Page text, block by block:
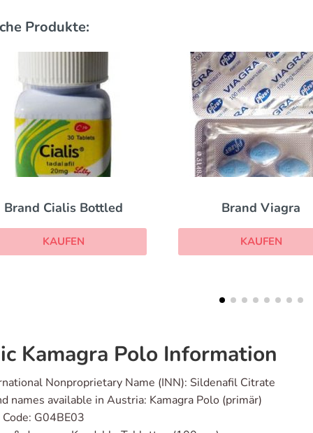
Produkte:
Brand Viagra
KAUFEN
Fildena
KAUFEN
Kamagra Polo Information
Nonproprietary Name (INN): Sildenafil Citrate
names available in Austria: Kamagra Polo (primär)
Code: G04BE03